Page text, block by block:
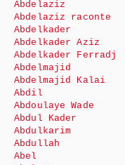
Abdelaziz
Abdelaziz raconte
Abdelkader
Abdelkader Aziz
Abdelkader Ferradj
Abdelmajid
Abdelmajid Kalai
Abdil
Abdoulaye Wade
Abdul Kader
Abdulkarim
Abdullah
Abel